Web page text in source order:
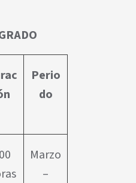
Perio
do
Marzo
–